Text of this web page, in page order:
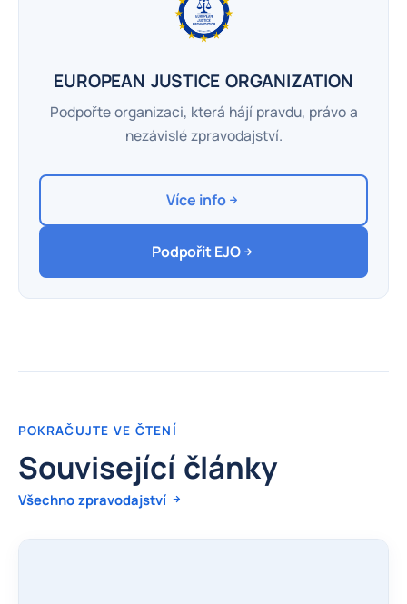
EUROPEAN JUSTICE ORGANIZATION
Podpořte organizaci, která hájí pravdu, právo a
nezávislé zpravodajství.
Více info
Podpořit EJO
POKRAČUJTE VE ČTENÍ
Související články
Všechno zpravodajství